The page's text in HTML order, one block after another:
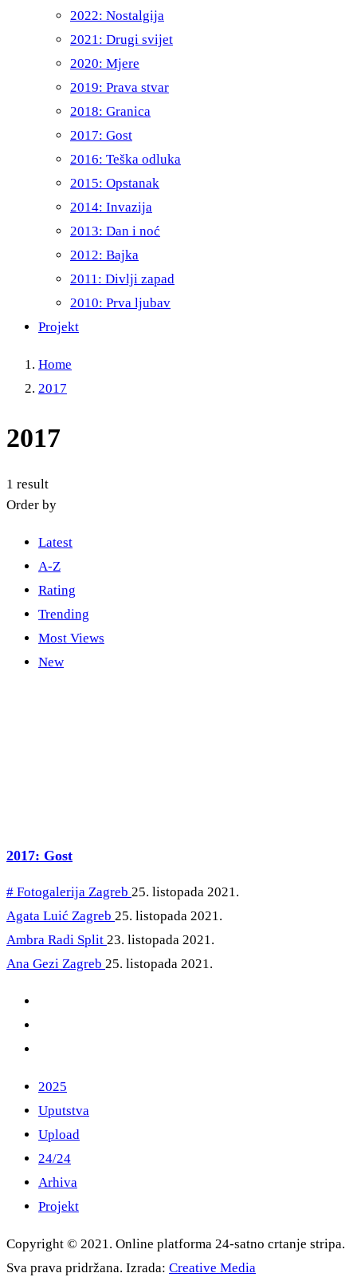
2022: Nostalgija
2021: Drugi svijet
2020: Mjere
2019: Prava stvar
2018: Granica
2017: Gost
2016: Teška odluka
2015: Opstanak
2014: Invazija
2013: Dan i noć
2012: Bajka
2011: Divlji zapad
2010: Prva ljubav
Projekt
Home
2017
2017
1 result
Order by
Latest
A-Z
Rating
Trending
Most Views
New
2017: Gost
# Fotogalerija Zagreb 25. listopada 2021.
Agata Luić Zagreb 25. listopada 2021.
Ambra Radi Split 23. listopada 2021.
Ana Gezi Zagreb 25. listopada 2021.
2025
Uputstva
Upload
24/24
Arhiva
Projekt
Copyright © 2021. Online platforma 24-satno crtanje stripa.
Sva prava pridržana. Izrada: Creative Media